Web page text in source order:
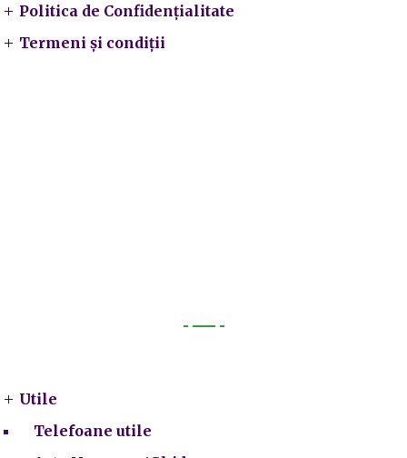
Politica de Confidențialitate
Termeni și condiții
Utile
Telefoane utile